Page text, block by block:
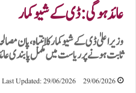
عائد ہوگی: ڈی کے شیوکمار
وزیر اعلیٰ ڈی کے شیوکمار کا انتباہ، پان
ثابت ہونے پر ریاست میں مکمل پابندی
29/06/2026
Last Updated: 29/06/2026